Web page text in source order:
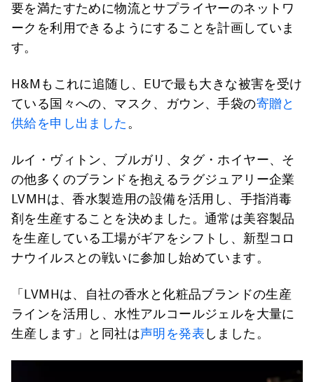
要を満たすために物流とサプライヤーのネットワ
ークを利用できるようにすることを計画していま
す。
H&Mもこれに追随し、EUで最も大きな被害を受け
ている国々への、マスク、ガウン、手袋の寄贈と
供給を申し出ました 。
ルイ・ヴィトン、ブルガリ、タグ・ホイヤー、そ
の他多くのブランドを抱えるラグジュアリー企業
LVMHは、香水製造用の設備を活用し、手指消毒
剤を生産することを決めました。通常は美容製品
を生産している工場がギアをシフトし、新型コロ
ナウイルスとの戦いに参加し始めています。
「LVMHは、自社の香水と化粧品ブランドの生産
ラインを活用し、水性アルコールジェルを大量に
生産します」と同社は声明を発表 しました。